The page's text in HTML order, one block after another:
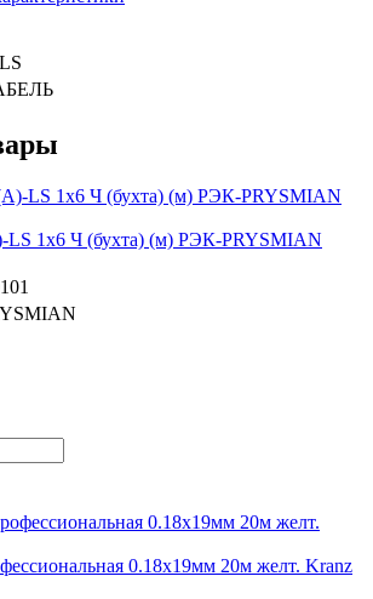
1х6 Ч (бухта) (м) РЭК-PRYSMIAN
0.18х19мм 20м желт. Kranz